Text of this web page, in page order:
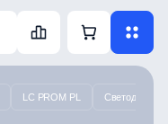
LC PROM PL